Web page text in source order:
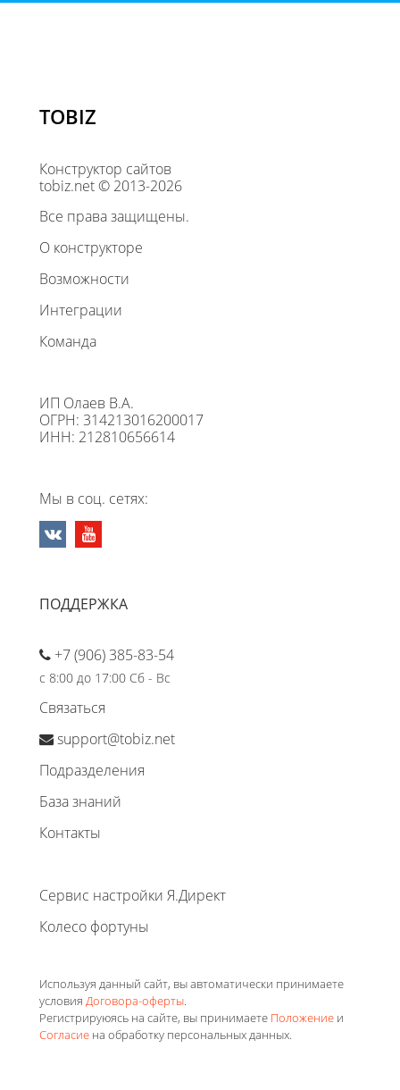
TOBIZ
Конструктор сайтов
tobiz.net © 2013-2026
Все права защищены.
О конструкторе
Возможности
Интеграции
Команда
ИП Олаев В.А.
ОГРН: 314213016200017
ИНН: 212810656614
Мы в соц. сетях:
ПОДДЕРЖКА
+7 (906) 385-83-54
с 8:00 до 17:00 Сб - Вс
Связаться
support@tobiz.net
Подразделения
База знаний
Контакты
Сервис настройки Я.Директ
Колесо фортуны
Используя данный сайт, вы автоматически принимаете
условия Договора-оферты.
Регистрируюясь на сайте, вы принимаете Положение и
Согласие на обработку персональных данных.